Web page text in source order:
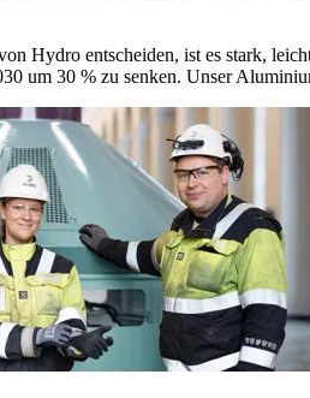
Hydro entscheiden, ist es stark,
um 30 % zu senken. Unser